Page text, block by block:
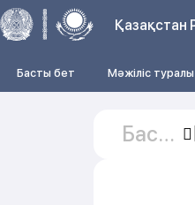
Қазақстан
Басты бет Мәжіліс туралы
Басты